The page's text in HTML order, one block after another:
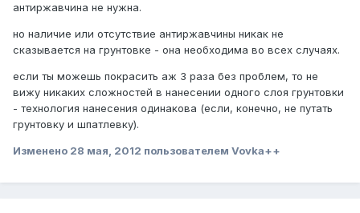
антиржавчина не нужна.
но наличие или отсутствие антиржавчины никак не
сказывается на грунтовке - она необходима во всех случаях.
если ты можешь покрасить аж 3 раза без проблем, то не
вижу никаких сложностей в нанесении одного слоя грунтовки
- технология нанесения одинакова (если, конечно, не путать
грунтовку и шпатлевку).
Изменено 28 мая, 2012 пользователем Vovka++